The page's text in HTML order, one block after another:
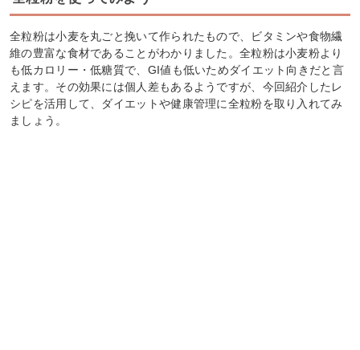
全粒粉は小麦を丸ごと挽いて作られたもので、ビタミンや食物繊
維の豊富な食材であることがわかりました。全粒粉は小麦粉より
も低カロリー・低糖質で、GI値も低いためダイエット向きだと言
えます。その効果には個人差もあるようですが、今回紹介したレ
シピを活用して、ダイエットや健康管理に全粒粉を取り入れてみ
ましょう。